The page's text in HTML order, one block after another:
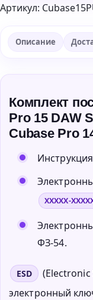
Артикул:
Описание
Комплект
Pro 15 DAW
Cubase Pro
Инструкция
XXXXX-
ФЗ-54.
ESD
электронный